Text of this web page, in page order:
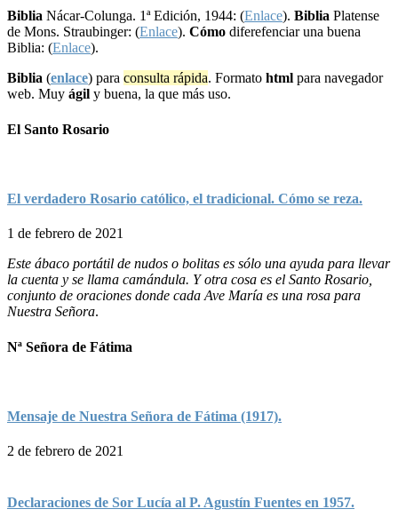
Biblia Nácar-Colunga. 1ª Edición, 1944: (Enlace). Biblia Platense
de Mons. Straubinger: (Enlace). Cómo diferefenciar una buena
Biblia: (Enlace).
Biblia (enlace) para consulta rápida. Formato html para navegador
web. Muy ágil y buena, la que más uso.
El Santo Rosario
El verdadero Rosario católico, el tradicional. Cómo se reza.
1 de febrero de 2021
Este ábaco portátil de nudos o bolitas es sólo una ayuda para llevar
la cuenta y se llama camándula. Y otra cosa es el Santo Rosario,
conjunto de oraciones donde cada Ave María es una rosa para
Nuestra Señora.
Nª Señora de Fátima
Mensaje de Nuestra Señora de Fátima (1917).
2 de febrero de 2021
Declaraciones de Sor Lucía al P. Agustín Fuentes en 1957.